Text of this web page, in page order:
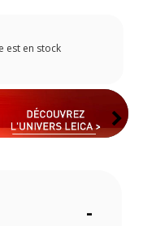
est en stock
-